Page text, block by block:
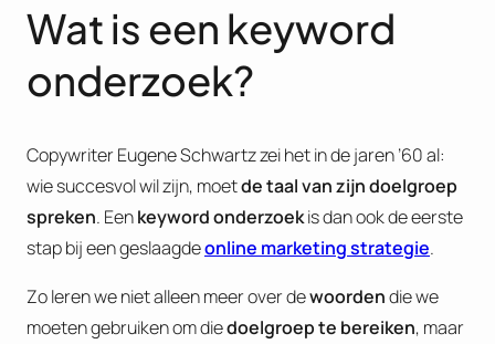
Wat is een keyword
onderzoek?
Copywriter Eugene Schwartz zei het in de jaren ’60 al:
wie succesvol wil zijn, moetde taal van zijn doelgroep
spreken. Eenkeyword onderzoekis dan ook de eerste
stap bij een geslaagdeonline marketing strategie.
Zo leren we niet alleen meer over dewoordendie we
moeten gebruiken om diedoelgroep te bereiken, maar